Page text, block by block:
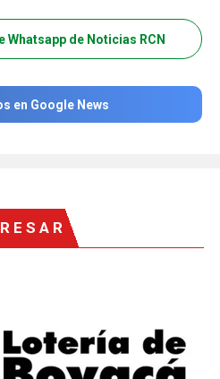
Whatsapp de Noticias RCN
en Google News